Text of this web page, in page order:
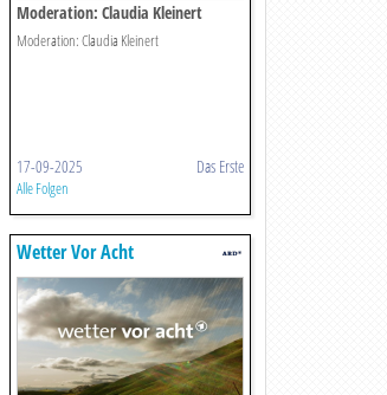
Moderation: Claudia Kleinert
Moderation: Claudia Kleinert
17-09-2025 Das Erste
Alle Folgen
Wetter Vor Acht